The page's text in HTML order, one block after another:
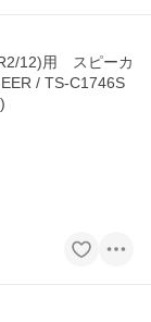
12)用 スピーカ
/ TS-C1746S